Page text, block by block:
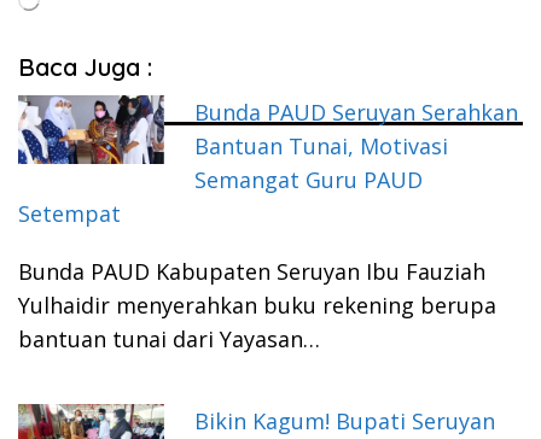
Baca Juga :
Bunda PAUD Seruyan Serahkan
Bantuan Tunai, Motivasi
Semangat Guru PAUD
Setempat
Bunda PAUD Kabupaten Seruyan Ibu Fauziah
Yulhaidir menyerahkan buku rekening berupa
bantuan tunai dari Yayasan…
Bikin Kagum! Bupati Seruyan